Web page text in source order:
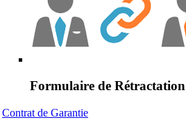
Formulaire de Rétractation
Contrat de Garantie